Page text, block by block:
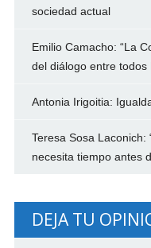
sociedad actual
Emilio Camacho: “La
del diálogo entre todos
Antonia Irigoitia:
Teresa Sosa Laconich:
necesita tiempo antes
DEJA TU